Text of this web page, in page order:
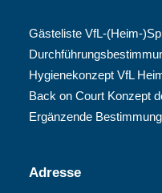
Gästeliste VfL-(Heim-
Hygienekonzept VfL
Back on Court Konzept
Ergänzende
Adresse